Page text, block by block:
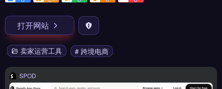
打开网站
卖家运营工具 # 跨境电商
SPOD